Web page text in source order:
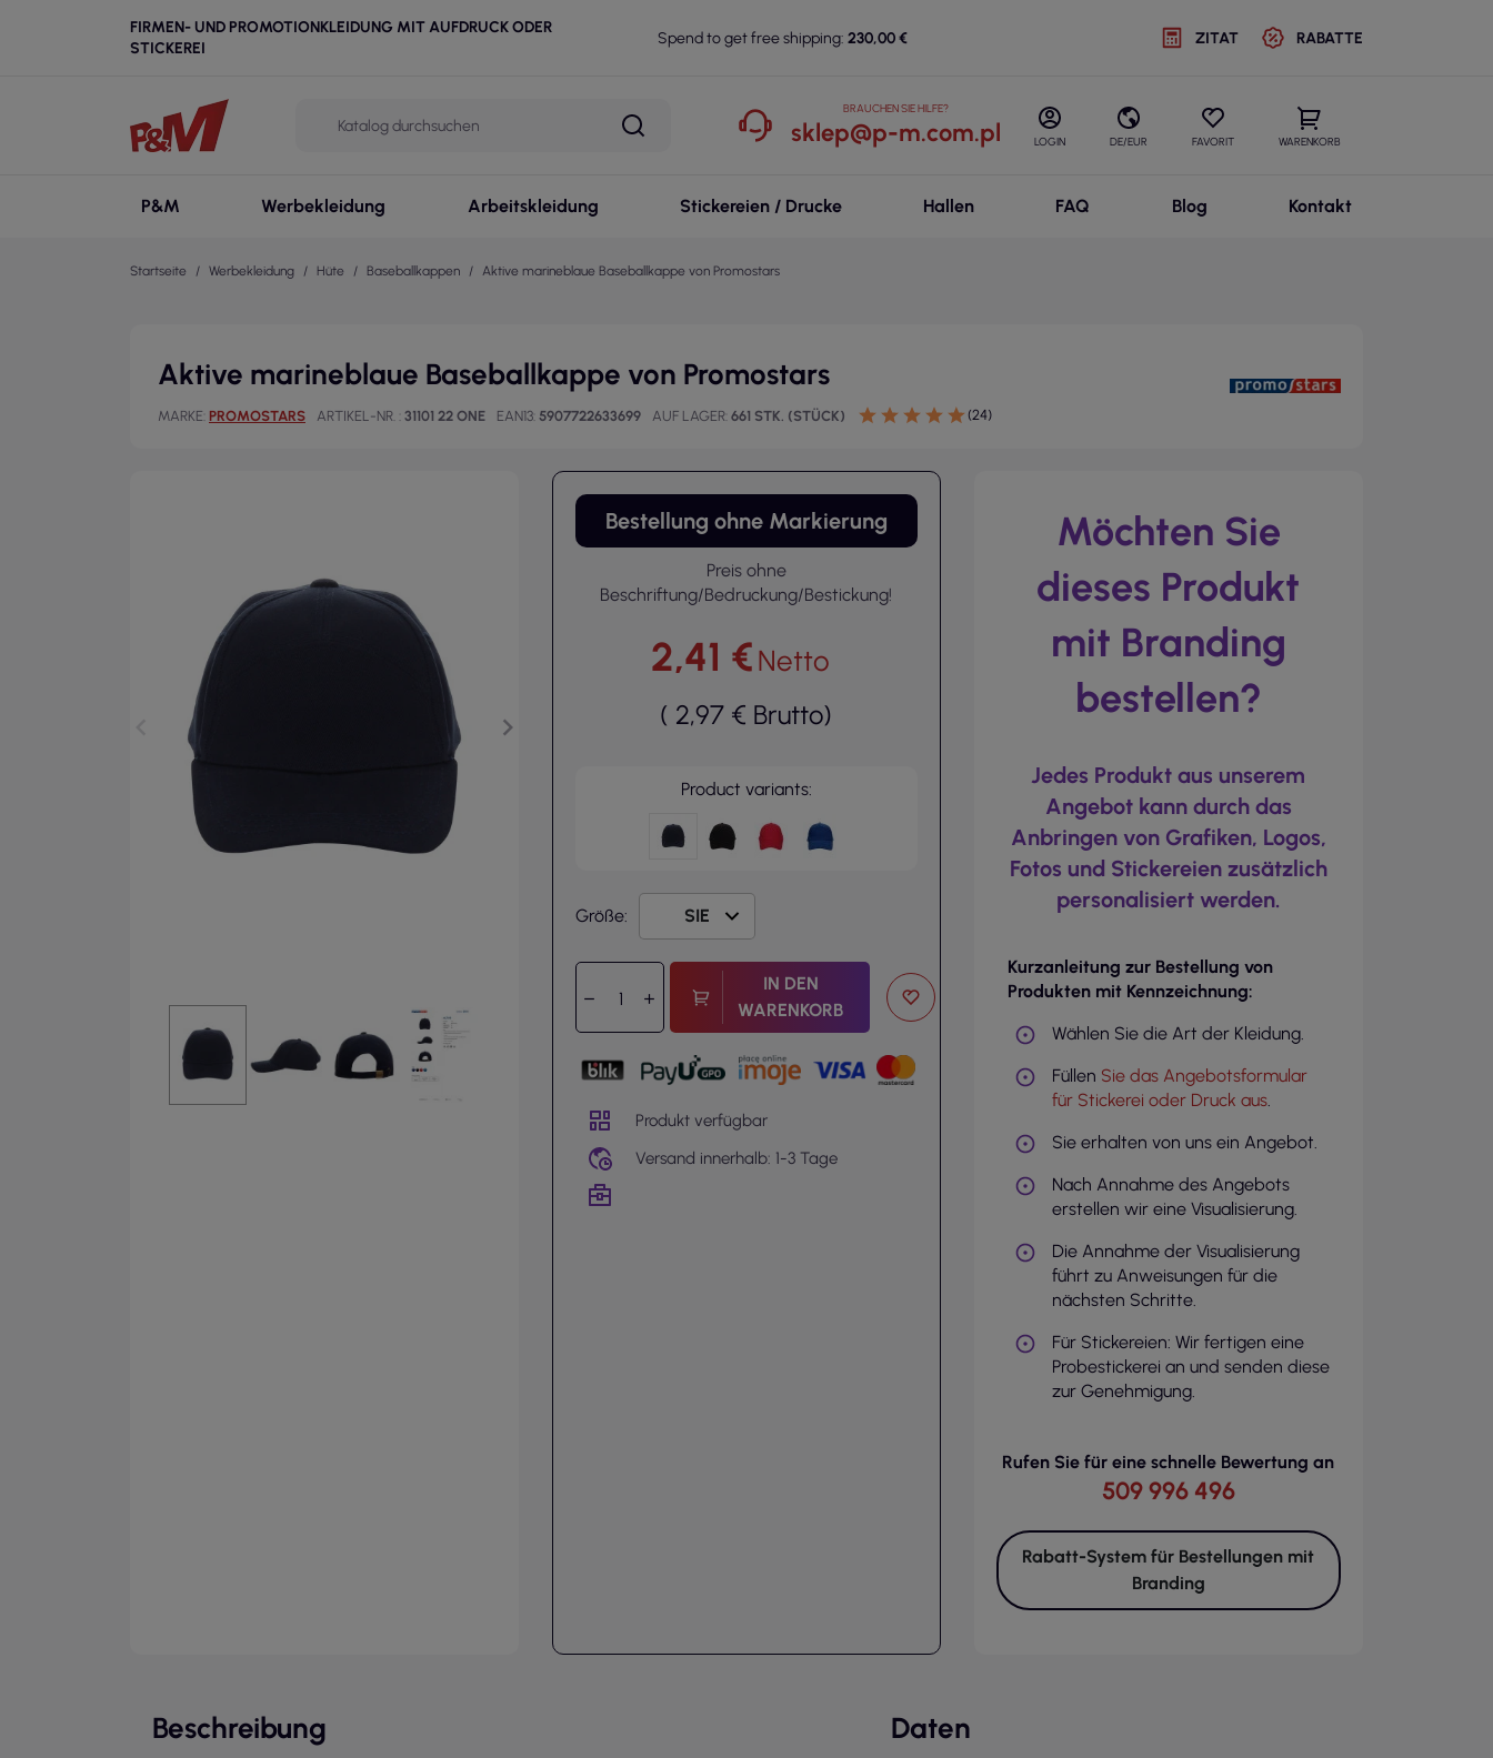
FIRMEN- UND PROMOTIONKLEIDUNG MIT AUFDRUCK ODER
STICKEREI
Spend to get free shipping: 230,00 € ZITAT RABATTE
BRAUCHEN SIE HILFE?
sklep@p-m.com.pl LOGIN DE/EUR FAVORIT WARENKORB
P&M Werbekleidung Arbeitskleidung Stickereien / Drucke Hallen FAQ Blog Kontakt
Startseite Werbekleidung Hüte Baseballkappen Aktive marineblaue Baseballkappe von Promostars
Aktive marineblaue Baseballkappe von Promostars
MARKE PROMOSTARS ARTIKEL-NR. 31101 22 ONE EAN13 5907722633699 AUF LAGER 661 STK. (STÜCK) (24)
Bestellung ohne Markierung
Preis ohne
Beschriftung/Bedruckung/Bestickung!
2,41 €Netto
( 2,97 € Brutto)
Product variants:
Größe:
IN DEN
WARENKORB
Produkt verfügbar
Versand innerhalb: 1-3 Tage
Möchten Sie
dieses Produkt
mit Branding
bestellen?
Jedes Produkt aus unserem
Angebot kann durch das
Anbringen von Grafiken, Logos,
Fotos und Stickereien zusätzlich
personalisiert werden.
Kurzanleitung zur Bestellung von
Produkten mit Kennzeichnung:
Wählen Sie die Art der Kleidung.
Füllen Sie das Angebotsformular
für Stickerei oder Druck aus.
Sie erhalten von uns ein Angebot.
Nach Annahme des Angebots
erstellen wir eine Visualisierung.
Die Annahme der Visualisierung
führt zu Anweisungen für die
nächsten Schritte.
Für Stickereien: Wir fertigen eine
Probestickerei an und senden diese
zur Genehmigung.
Rufen Sie für eine schnelle Bewertung an
509 996 496
Rabatt-System für Bestellungen mit
Branding
Beschreibung Daten